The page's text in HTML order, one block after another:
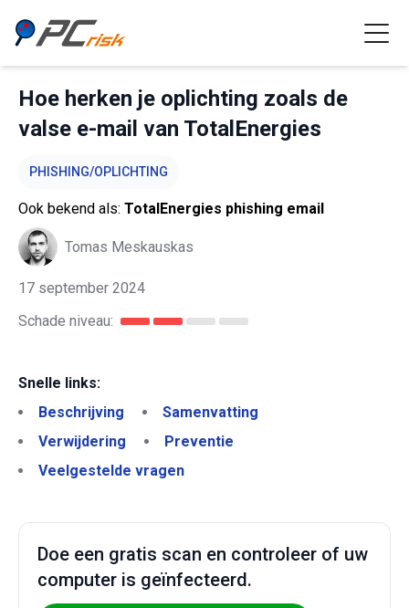
Hoe herken je oplichting zoals de
valse e-mail van TotalEnergies
PHISHING/OPLICHTING
Ook bekend als: TotalEnergies phishing email
Tomas Meskauskas
17 september 2024
Schade niveau:
Snelle links:
Beschrijving
Samenvatting
Verwijdering
Preventie
Veelgestelde vragen
Doe een gratis scan en controleer of uw
computer is geïnfecteerd.